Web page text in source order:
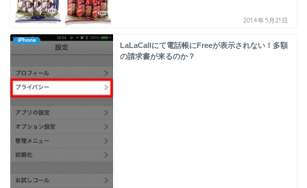
2014年5月21日
iPhone
LaLaCallにて電話帳にFreeが表示されない！多額
の請求書が来るのか？